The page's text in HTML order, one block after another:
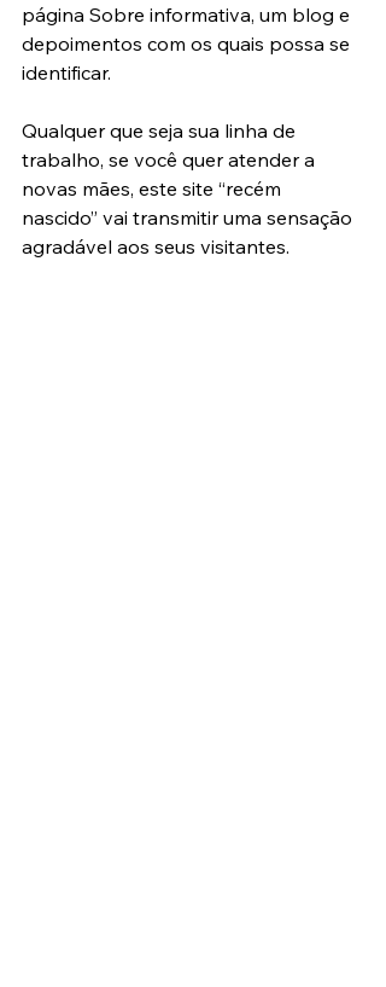
página Sobre informativa, um blog e
depoimentos com os quais possa se
identificar.
Qualquer que seja sua linha de
trabalho, se você quer atender a
novas mães, este site “recém
nascido” vai transmitir uma sensação
agradável aos seus visitantes.